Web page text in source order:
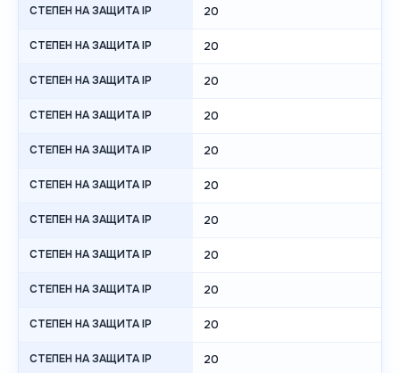
СТЕПЕН НА ЗАЩИТА IP 20
СТЕПЕН НА ЗАЩИТА IP 20
СТЕПЕН НА ЗАЩИТА IP 20
СТЕПЕН НА ЗАЩИТА IP 20
СТЕПЕН НА ЗАЩИТА IP 20
СТЕПЕН НА ЗАЩИТА IP 20
СТЕПЕН НА ЗАЩИТА IP 20
СТЕПЕН НА ЗАЩИТА IP 20
СТЕПЕН НА ЗАЩИТА IP 20
СТЕПЕН НА ЗАЩИТА IP 20
СТЕПЕН НА ЗАЩИТА IP 20